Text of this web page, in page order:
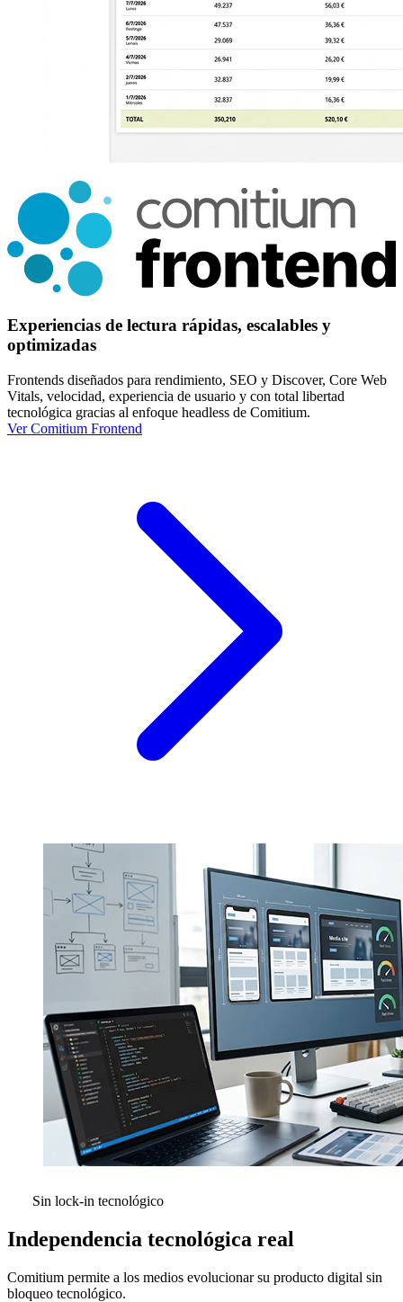
Experiencias de lectura rápidas, escalables y
optimizadas
Frontends diseñados para rendimiento, SEO y Discover, Core Web
Vitals, velocidad, experiencia de usuario y con total libertad
tecnológica gracias al enfoque headless de Comitium.
Ver Comitium Frontend
Sin lock-in tecnológico
Independencia tecnológica real
Comitium permite a los medios evolucionar su producto digital sin
bloqueo tecnológico.